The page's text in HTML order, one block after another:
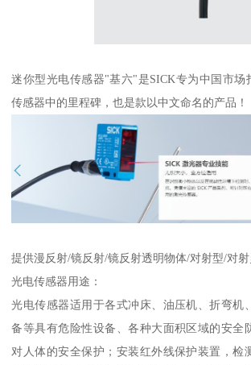
迷你型光电传感器"基六"是SICK专为中国市
传感器中的里程碑，也是款以中文命名的产品！
提供漫反射/镜反射/镜反射透明物体/对射型/对射
光电传感器用途：
光电传感器适用于各式冲床、油压机、折弯机
备等具有危险性设备、各种大面积区域的安全
对人体的安全保护；安装红外线保护装置，检